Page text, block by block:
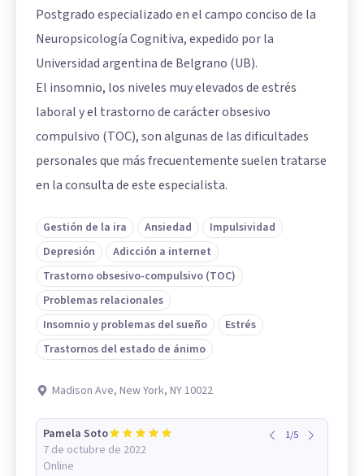
Postgrado especializado en el campo conciso de la
Neuropsicología Cognitiva, expedido por la
Universidad argentina de Belgrano (UB).
El insomnio, los niveles muy elevados de estrés
laboral y el trastorno de carácter obsesivo
compulsivo (TOC), son algunas de las dificultades
personales que más frecuentemente suelen tratarse
en la consulta de este especialista.
Gestión de la ira Ansiedad
Impulsividad
Depresión
Adicción a internet
Trastorno obsesivo-compulsivo (TOC)
Problemas relacionales
Insomnio y problemas del sueño
Estrés
Trastornos del estado de ánimo
Madison Ave, New York, NY 10022
Pamela Soto
7 de octubre de 2022
Online
1/5